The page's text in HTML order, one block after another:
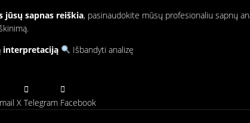
jūsų sapnas reiškia, pasinaudokite mūsų profesionaliu sapnų
interpretaciją
Išbandyti analizę
X Telegram Facebook